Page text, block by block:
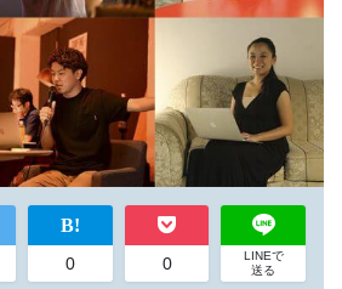
0 0
LINEで
送る